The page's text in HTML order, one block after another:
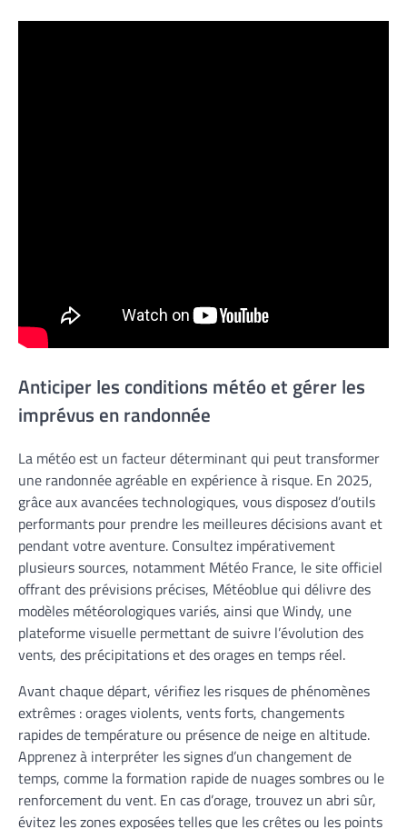
Anticiper les conditions météo et gérer les
imprévus en randonnée
La météo est un facteur déterminant qui peut transformer
une randonnée agréable en expérience à risque. En 2025,
grâce aux avancées technologiques, vous disposez d’outils
performants pour prendre les meilleures décisions avant et
pendant votre aventure. Consultez impérativement
plusieurs sources, notamment Météo France, le site officiel
offrant des prévisions précises, Météoblue qui délivre des
modèles météorologiques variés, ainsi que Windy, une
plateforme visuelle permettant de suivre l’évolution des
vents, des précipitations et des orages en temps réel.
Avant chaque départ, vérifiez les risques de phénomènes
extrêmes : orages violents, vents forts, changements
rapides de température ou présence de neige en altitude.
Apprenez à interpréter les signes d’un changement de
temps, comme la formation rapide de nuages sombres ou le
renforcement du vent. En cas d’orage, trouvez un abri sûr,
évitez les zones exposées telles que les crêtes ou les points